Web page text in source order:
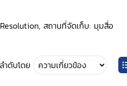
สถานที่จัดเก็บ: มุมสื่อ
ำดับโดย